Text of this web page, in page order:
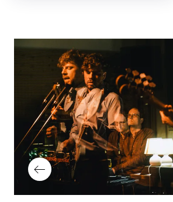
Beitragsnavigation